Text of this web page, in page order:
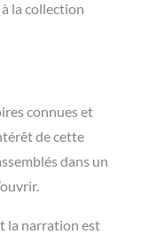
la collection
connues et
de cette
dans un
la narration est